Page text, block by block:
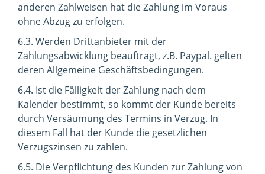
anderen Zahlweisen hat die Zahlung im Voraus
ohne Abzug zu erfolgen.
6.3. Werden Drittanbieter mit der
Zahlungsabwicklung beauftragt, z.B. Paypal. gelten
deren Allgemeine Geschäftsbedingungen.
6.4. Ist die Fälligkeit der Zahlung nach dem
Kalender bestimmt, so kommt der Kunde bereits
durch Versäumung des Termins in Verzug. In
diesem Fall hat der Kunde die gesetzlichen
Verzugszinsen zu zahlen.
6.5. Die Verpflichtung des Kunden zur Zahlung von